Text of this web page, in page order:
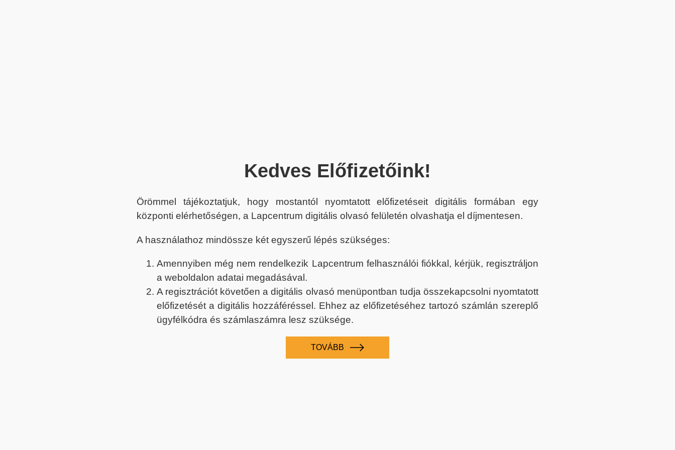
Kedves Előfizetőink!
Örömmel tájékoztatjuk, hogy mostantól nyomtatott előfizetéseit digitális formában egy
központi elérhetőségen, a Lapcentrum digitális olvasó felületén olvashatja el díjmentesen.
A használathoz mindössze két egyszerű lépés szükséges:
Amennyiben még nem rendelkezik Lapcentrum felhasználói fiókkal, kérjük, regisztráljon
a weboldalon adatai megadásával.
A regisztrációt követően a digitális olvasó menüpontban tudja összekapcsolni nyomtatott
előfizetését a digitális hozzáféréssel. Ehhez az előfizetéséhez tartozó számlán szereplő
ügyfélkódra és számlaszámra lesz szüksége.
TOVÁBB